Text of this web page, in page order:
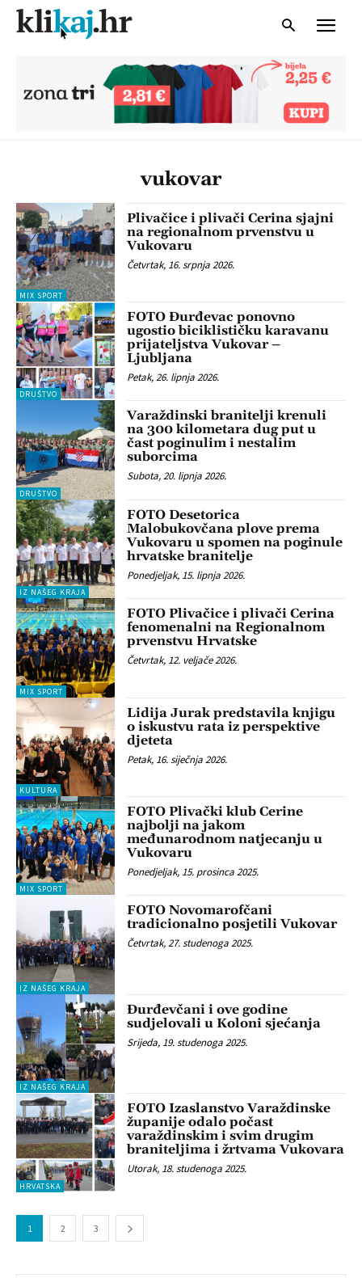
vukovar
MIX SPORT
Plivačice i plivači Cerina sjajni
na regionalnom prvenstvu u
Vukovaru
Četvrtak, 16. srpnja 2026.
DRUŠTVO
FOTO Đurđevac ponovno
ugostio biciklističku karavanu
prijateljstva Vukovar –
Ljubljana
Petak, 26. lipnja 2026.
DRUŠTVO
Varaždinski branitelji krenuli
na 300 kilometara dug put u
čast poginulim i nestalim
suborcima
Subota, 20. lipnja 2026.
IZ NAŠEG KRAJA
FOTO Desetorica
Malobukovčana plove prema
Vukovaru u spomen na poginule
hrvatske branitelje
Ponedjeljak, 15. lipnja 2026.
MIX SPORT
FOTO Plivačice i plivači Cerina
fenomenalni na Regionalnom
prvenstvu Hrvatske
Četvrtak, 12. veljače 2026.
KULTURA
Lidija Jurak predstavila knjigu
o iskustvu rata iz perspektive
djeteta
Petak, 16. siječnja 2026.
MIX SPORT
FOTO Plivački klub Cerine
najbolji na jakom
međunarodnom natjecanju u
Vukovaru
Ponedjeljak, 15. prosinca 2025.
IZ NAŠEG KRAJA
FOTO Novomarofčani
tradicionalno posjetili Vukovar
Četvrtak, 27. studenoga 2025.
IZ NAŠEG KRAJA
Đurđevčani i ove godine
sudjelovali u Koloni sjećanja
Srijeda, 19. studenoga 2025.
HRVATSKA
FOTO Izaslanstvo Varaždinske
županije odalo počast
varaždinskim i svim drugim
braniteljima i žrtvama Vukovara
Utorak, 18. studenoga 2025.
1 2 3